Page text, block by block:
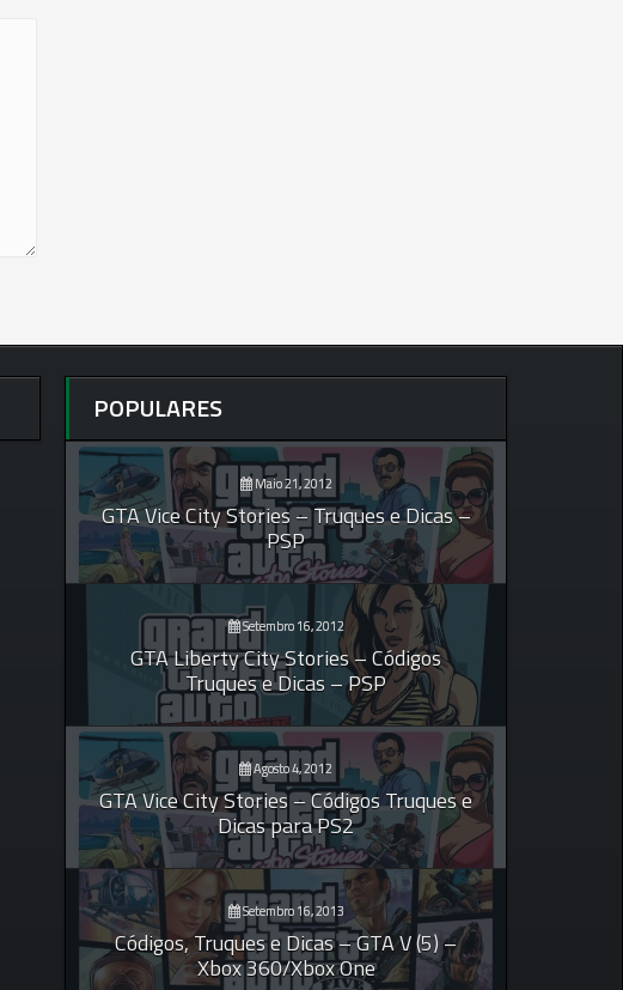
POPULARES
Maio 21, 2012
GTA Vice City Stories – Truques e Dicas –
PSP
Setembro 16, 2012
GTA Liberty City Stories – Códigos
Truques e Dicas – PSP
Agosto 4, 2012
GTA Vice City Stories – Códigos Truques e
Dicas para PS2
Setembro 16, 2013
Códigos, Truques e Dicas – GTA V (5) –
Xbox 360/Xbox One